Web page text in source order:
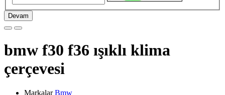
Devam
bmw f30 f36 ışıklı klima
çerçevesi
MarkalarBmw